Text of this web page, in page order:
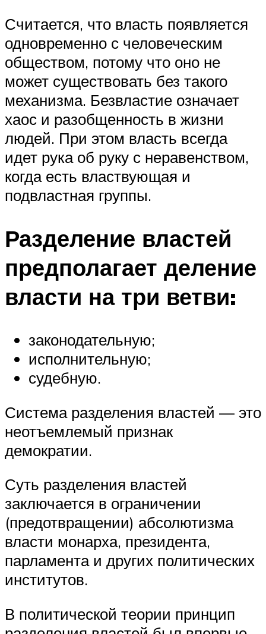
Считается, что власть появляется
одновременно с человеческим
обществом, потому что оно не
может существовать без такого
механизма. Безвластие означает
хаос и разобщенность в жизни
людей. При этом власть всегда
идет рука об руку с неравенством,
когда есть властвующая и
подвластная группы.
Разделение властей
предполагает деление
власти на три ветви:
законодательную;
исполнительную;
судебную.
Система разделения властей — это
неотъемлемый признак
демократии.
Суть разделения властей
заключается в ограничении
(предотвращении) абсолютизма
власти монарха, президента,
парламента и других политических
институтов.
В политической теории принцип